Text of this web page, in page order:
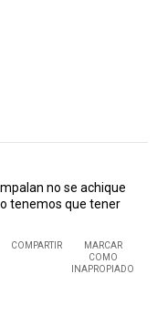
no se achique
tenemos que tener
COMPARTIR
MARCAR
COMO
INAPROPIADO